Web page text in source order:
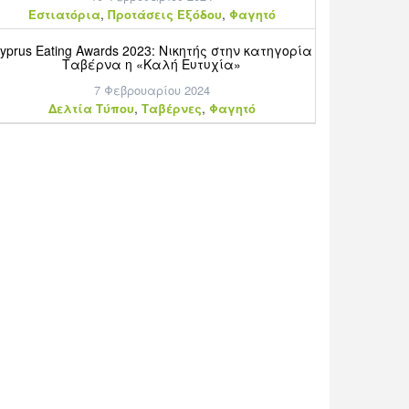
Εστιατόρια, Προτάσεις Εξόδου, Φαγητό
Eating Awards 2023: Νικητής στην κατηγορία
Ταβέρνα η «Καλή Ευτυχία»
7 Φεβρουαρίου 2024
Δελτία Τύπου, Ταβέρνες, Φαγητό